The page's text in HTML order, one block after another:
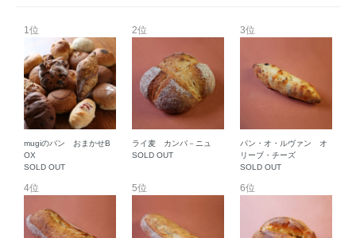
1位
mugiのパン おまかせB
OX
SOLD OUT
2位
ライ麦 カンパ－ニュ
SOLD OUT
3位
パン・オ・ルヴァン オ
リーブ・チーズ
SOLD OUT
4位 5位 6位